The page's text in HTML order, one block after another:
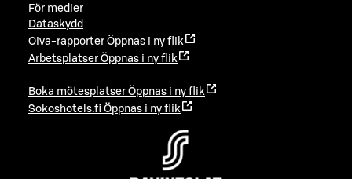
För medier
Dataskydd
Oiva-rapporter Öppnas i ny flik
Arbetsplatser Öppnas i ny flik
Boka mötesplatser Öppnas i ny flik
Sokoshotels.fi Öppnas i ny flik